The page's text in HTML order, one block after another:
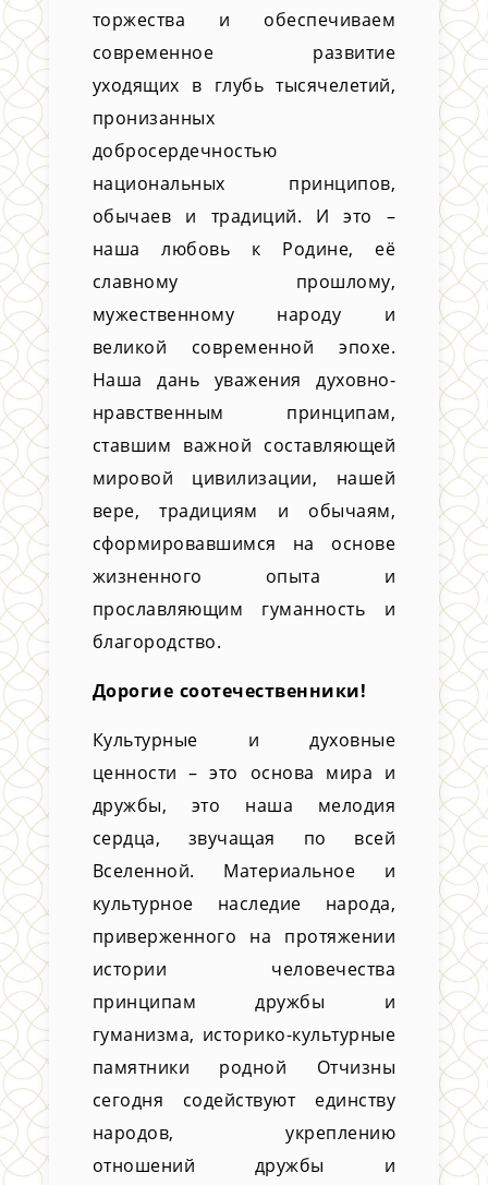
торжества и обеспечиваем
современное развитие
уходящих в глубь тысячелетий,
пронизанных
добросердечностью
национальных принципов,
обычаев и традиций. И это –
наша любовь к Родине, её
славному прошлому,
мужественному народу и
великой современной эпохе.
Наша дань уважения духовно-
нравственным принципам,
ставшим важной составляющей
мировой цивилизации, нашей
вере, традициям и обычаям,
сформировавшимся на основе
жизненного опыта и
прославляющим гуманность и
благородство.
Дорогие соотечественники!
Культурные и духовные
ценности – это основа мира и
дружбы, это наша мелодия
сердца, звучащая по всей
Вселенной. Материальное и
культурное наследие народа,
приверженного на протяжении
истории человечества
принципам дружбы и
гуманизма, историко-культурные
памятники родной Отчизны
сегодня содействуют единству
народов, укреплению
отношений дружбы и